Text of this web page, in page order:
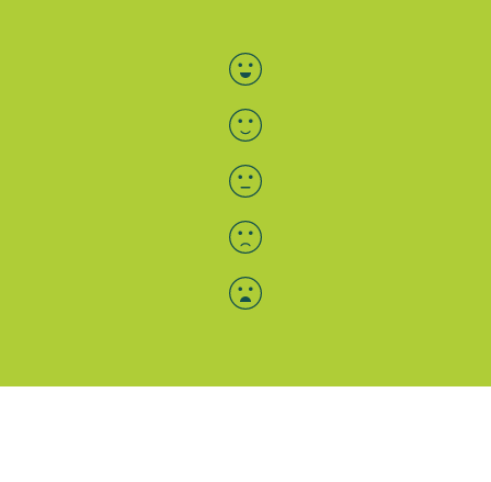
Bewertung auswählen